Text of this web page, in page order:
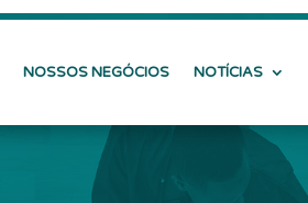
NOSSOS NEGÓCIOS NOTÍCIAS